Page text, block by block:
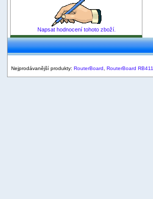
Napsat hodnocení tohoto zboží.
Nejprodávanější produkty: RouterBoard RouterBoard RB411